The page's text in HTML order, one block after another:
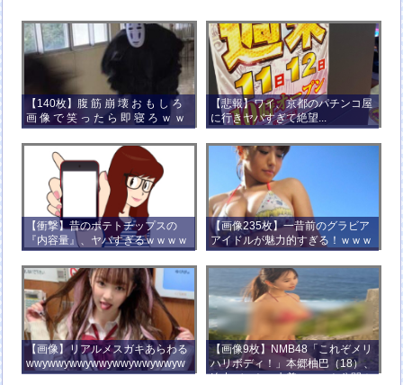
【140枚】腹 筋 崩 壊 お も し ろ
画 像 で 笑 っ た ら 即 寝 ろ ｗ ｗ
ｗ ｗ ｗ ｗ ｗ ｗ ｗ ｗ ｗ ｗ
【悲報】ワイ、京都のパチンコ屋
に行きヤバすぎて絶望...
【衝撃】昔のポテトチップスの
『内容量』、ヤバすぎるｗｗｗｗ
ｗｗｗｗ
【画像235枚】一昔前のグラビア
アイドルが魅力的すぎる！ｗｗｗ
【画像】リアルメスガキあらわる
wwywwywwywwywwywwywwyw
wywwy
【画像9枚】NMB48「これぞメリ
ハリボディ！」本郷柚巴（18）、
迫力バストの水着ショット公開！